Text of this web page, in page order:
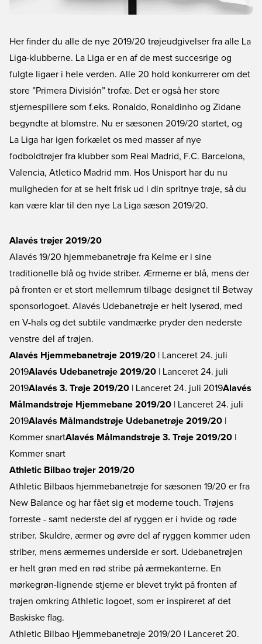
Her finder du alle de nye 2019/20 trøjeudgivelser fra alle La
Liga-klubberne. La Liga er en af de mest succesrige og
fulgte ligaer i hele verden. Alle 20 hold konkurrerer om det
store ”Primera División” trofæ. Det er også her store
stjernespillere som f.eks. Ronaldo, Ronaldinho og Zidane
begyndte at blomstre. Nu er sæsonen 2019/20 startet, og
La Liga har igen forkælet os med masser af nye
fodboldtrøjer fra klubber som Real Madrid, F.C. Barcelona,
Valencia, Atletico Madrid mm. Hos Unisport har du nu
muligheden for at se helt frisk ud i din spritnye trøje, så du
kan være klar til den nye La Liga sæson 2019/20.
Alavés trøjer 2019/20
Alavés 19/20 hjemmebanetrøje fra Kelme er i sine
traditionelle blå og hvide striber. Ærmerne er blå, mens der
på fronten er et stort mellemrum tilbage designet til Betway
sponsorlogoet. Alavés Udebanetrøje er helt lyserød, med
en V-hals og det subtile vandmærke pryder den nederste
venstre del af trøjen.
Alavés Hjemmebanetrøje 2019/20 | Lanceret 24. juli
2019Alavés Udebanetrøje 2019/20 | Lanceret 24. juli
2019Alavés 3. Trøje 2019/20 | Lanceret 24. juli 2019Alavés
Målmandstrøje Hjemmebane 2019/20 | Lanceret 24. juli
2019Alavés Målmandstrøje Udebanetrøje 2019/20
Kommer snartAlavés Målmandstrøje 3. Trøje 2019/20
Kommer snart
Athletic Bilbao trøjer 2019/20
Athletic Bilbaos hjemmebanetrøje for sæsonen 19/20 er fra
New Balance og har fået sig et moderne touch. Trøjens
forreste - samt nederste del af ryggen er i hvide og røde
striber. Skuldre, ærmer og øvre del af ryggen kommer uden
striber, mens ærmernes underside er sort. Udebanetrøjen
er helt grøn med en rød stribe på ærmekanterne. En
mørkegrøn-lignende stjerne er blevet trykt på fronten af
trøjen omkring Athletic logoet, som er inspireret af det
Baskiske flag.
Athletic Bilbao Hjemmebanetrøje 2019/20 | Lanceret 20.